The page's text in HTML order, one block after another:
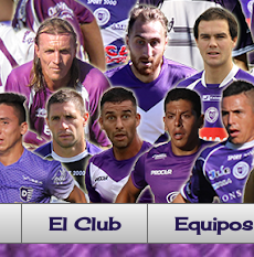
El Club Equipos